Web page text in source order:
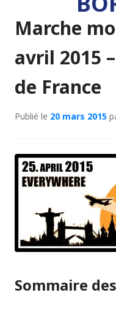
Marche
avril 2015
de France
Publié le 20 mars 2015
Sommaire